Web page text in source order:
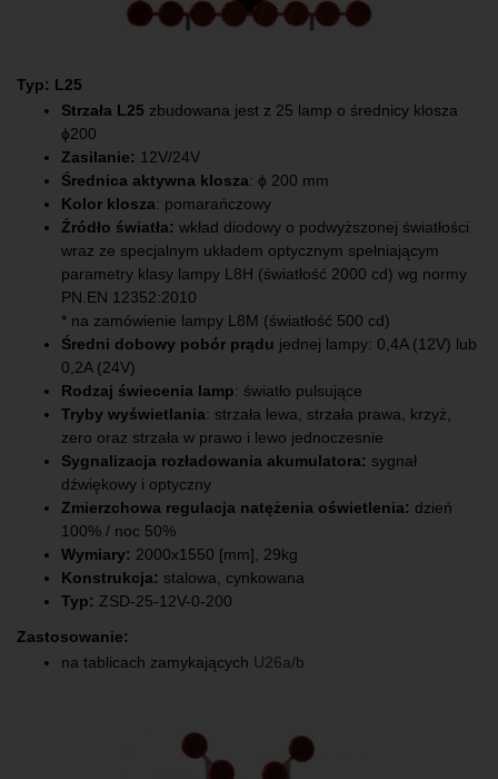
Typ: L25
Strzała L25 zbudowana jest z 25 lamp o średnicy klosza
ɸ200
Zasilanie: 12V/24V
Średnica aktywna klosza: ϕ 200 mm
Kolor klosza: pomarańczowy
Źródło światła: wkład diodowy o podwyższonej światłości
wraz ze specjalnym układem optycznym spełniającym
parametry klasy lampy L8H (światłość 2000 cd) wg normy
PN.EN 12352:2010
* na zamówienie lampy L8M (światłość 500 cd)
Średni dobowy pobór prądu jednej lampy: 0,4A (12V) lub
0,2A (24V)
Rodzaj świecenia lamp: światło pulsujące
Tryby wyświetlania: strzała lewa, strzała prawa, krzyż,
zero oraz strzała w prawo i lewo jednoczesnie
Sygnalizacja rozładowania akumulatora: sygnał
dźwiękowy i optyczny
Zmierzchowa regulacja natężenia oświetlenia: dzień
100% / noc 50%
Wymiary: 2000x1550 [mm], 29kg
Konstrukcja: stalowa, cynkowana
Typ: ZSD-25-12V-0-200
Zastosowanie:
na tablicach zamykających U26a/b